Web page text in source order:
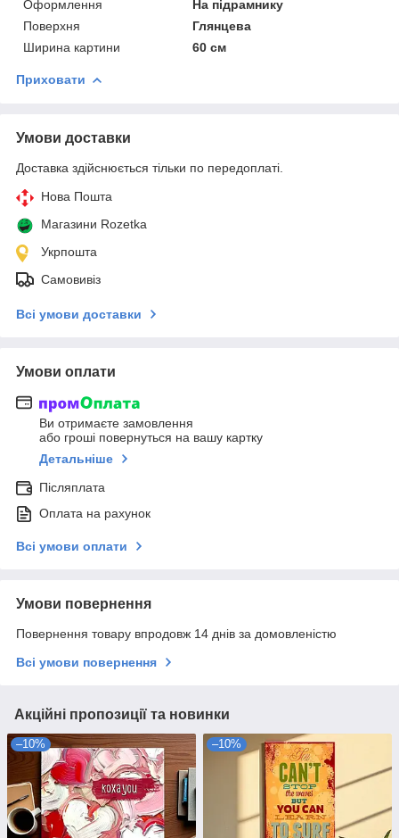
Оформлення
На підрамнику
Поверхня
Глянцева
Ширина картини
60 см
Приховати
Умови доставки
Доставка здійснюється тільки по передоплаті.
Нова Пошта
Магазини Rozetka
Укрпошта
Самовивіз
Всі умови доставки
Умови оплати
Ви отримаєте замовлення
або гроші повернуться на вашу картку
Детальніше
Післяплата
Оплата на рахунок
Всі умови оплати
Умови повернення
Повернення товару впродовж 14 днів за домовленістю
Всі умови повернення
Акційні пропозиції та новинки
–10% –10%